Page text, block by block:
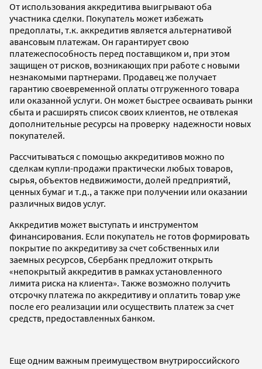
От использования аккредитива выигрывают оба
участника сделки. Покупатель может избежать
предоплаты, т.к. аккредитив является альтернативой
авансовым платежам. Он гарантирует свою
платежеспособность перед поставщиком и, при этом
защищен от рисков, возникающих при работе с новыми
незнакомыми партнерами. Продавец же получает
гарантию своевременной оплаты отгруженного товара
или оказанной услуги. Он может быстрее осваивать рынки
сбыта и расширять список своих клиентов, не отвлекая
дополнительные ресурсы на проверку надежности новых
покупателей.
Рассчитываться с помощью аккредитивов можно по
сделкам купли-продажи практически любых товаров,
сырья, объектов недвижимости, долей предприятий,
ценных бумаг и т.д., а также при получении или оказании
различных видов услуг.
Аккредитив может выступать и инструментом
финансирования. Если покупатель не готов формировать
покрытие по аккредитиву за счет собственных или
заемных ресурсов, Сбербанк предложит открыть
«непокрытый аккредитив в рамках установленного
лимита риска на клиента». Также возможно получить
отсрочку платежа по аккредитиву и оплатить товар уже
после его реализации или осуществить платеж за счет
средств, предоставленных банком.
Еще одним важным преимуществом внутрироссийского